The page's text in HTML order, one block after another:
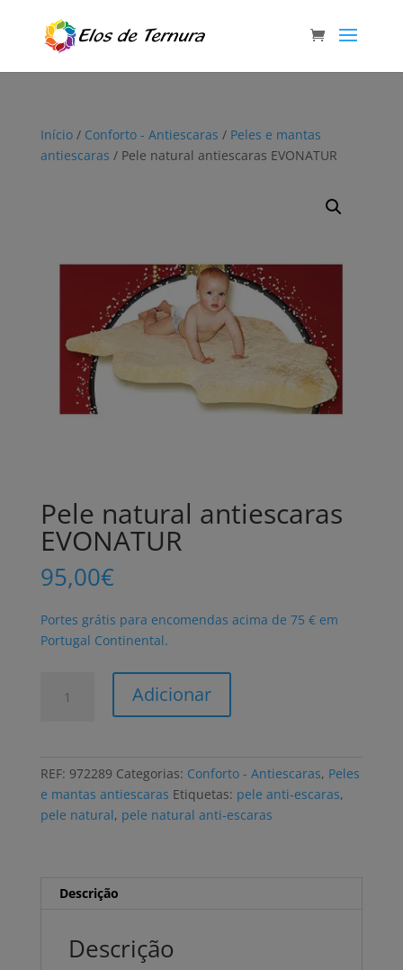
Início/ Conforto - Antiescaras / Peles e mantas
antiescaras / Pele natural antiescaras EVONATUR
Pele natural antiescaras
EVONATUR
95,00€
Portes grátis para encomendas acima de 75 € em
Portugal Continental.
Adicionar
REF: 972289 Categorias: Conforto - Antiescaras, Peles
e mantas antiescaras Etiquetas: pele anti-escaras,
pele natural, pele natural anti-escaras
Descrição
Descrição